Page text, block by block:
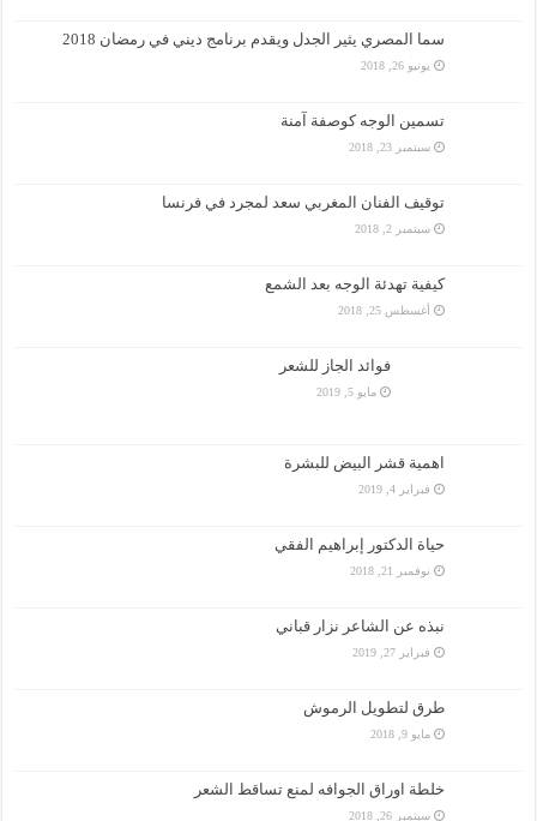
سما المصري يثير الجدل ويقدم برنامج ديني في رمضان 2018
يونيو 26, 2018
تسمين الوجه كوصفة آمنة
سبتمبر 23, 2018
توقيف الفنان المغربي سعد لمجرد في فرنسا
سبتمبر 2, 2018
كيفية تهدئة الوجه بعد الشمع
أغسطس 25, 2018
فوائد الجاز للشعر
مايو 5, 2019
اهمية قشر البيض للبشرة
فبراير 4, 2019
حياة الدكتور إبراهيم الفقي
نوفمبر 21, 2018
نبذه عن الشاعر نزار قباني
فبراير 27, 2019
طرق لتطويل الرموش
مايو 9, 2018
خلطة اوراق الجوافه لمنع تساقط الشعر
سبتمبر 26, 2018